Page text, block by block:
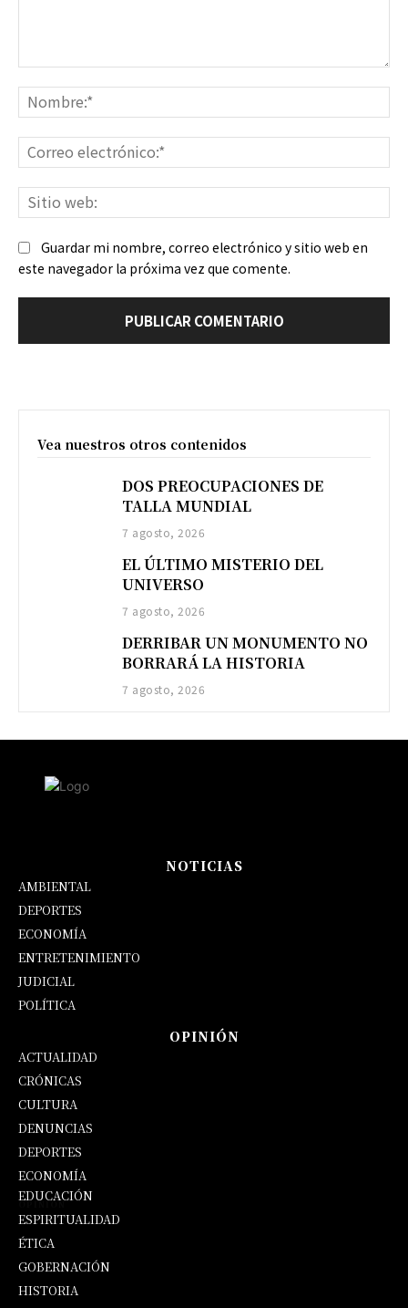
Guardar mi nombre, correo electrónico y sitio web en
este navegador la próxima vez que comente.
Vea nuestros otros contenidos
DOS PREOCUPACIONES DE
TALLA MUNDIAL
7 agosto, 2026
EL ÚLTIMO MISTERIO DEL
UNIVERSO
7 agosto, 2026
DERRIBAR UN MONUMENTO NO
BORRARÁ LA HISTORIA
7 agosto, 2026
NOTICIAS
AMBIENTAL
DEPORTES
ECONOMÍA
ENTRETENIMIENTO
JUDICIAL
POLÍTICA
OPINIÓN
ACTUALIDAD
CRÓNICAS
CULTURA
DENUNCIAS
DEPORTES
ECONOMÍA
EDUCACIÓN
ESPIRITUALIDAD
ÉTICA
GOBERNACIÓN
HISTORIA